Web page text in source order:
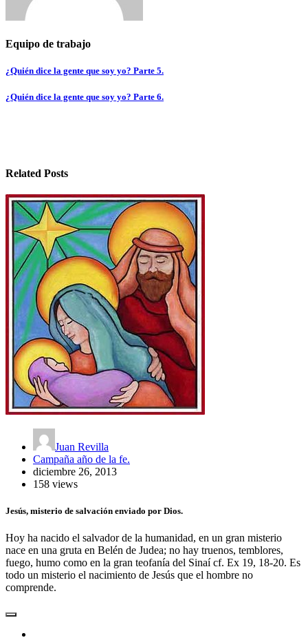
Equipo de trabajo
Navegación
de
¿Quién dice la gente que soy yo? Parte 5.
¿Quién dice la gente que soy yo? Parte 6.
Related Posts
Juan Revilla
Campaña año de la fe.
diciembre 26, 2013
158 views
Jesús, misterio de salvación enviado por Dios.
Hoy ha nacido el salvador de la humanidad, en un gran misterio
nace en una gruta en Belén de Judea; no hay truenos, temblores,
fuego, humo como en la gran teofanía del Sinaí cf. Ex 19, 18-20. Es
todo un misterio el nacimiento de Jesús que el hombre no
comprende.